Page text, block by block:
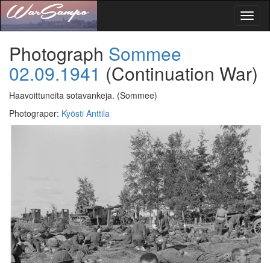
Photograph Sommee
02.09.1941 (Continuation War)
Haavoittuneita sotavankeja. (Sommee)
Photograper: Kyösti Anttila